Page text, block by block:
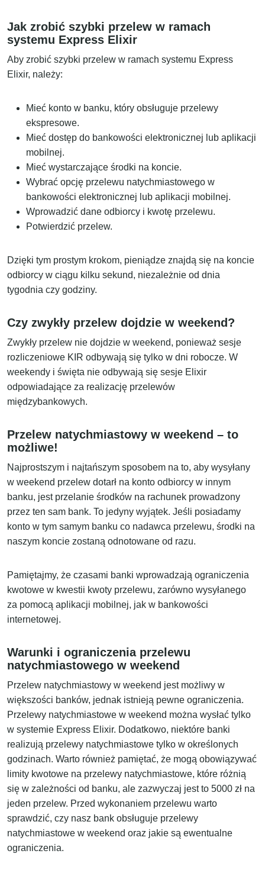
Jak zrobić szybki przelew w ramach
systemu Express Elixir
Aby zrobić szybki przelew w ramach systemu Express
Elixir, należy:
Mieć konto w banku, który obsługuje przelewy
ekspresowe.
Mieć dostęp do bankowości elektronicznej lub aplikacji
mobilnej.
Mieć wystarczające środki na koncie.
Wybrać opcję przelewu natychmiastowego w
bankowości elektronicznej lub aplikacji mobilnej.
Wprowadzić dane odbiorcy i kwotę przelewu.
Potwierdzić przelew.
Dzięki tym prostym krokom, pieniądze znajdą się na koncie
odbiorcy w ciągu kilku sekund, niezależnie od dnia
tygodnia czy godziny.
Czy zwykły przelew dojdzie w weekend?
Zwykły przelew nie dojdzie w weekend, ponieważ sesje
rozliczeniowe KIR odbywają się tylko w dni robocze. W
weekendy i święta nie odbywają się sesje Elixir
odpowiadające za realizację przelewów
międzybankowych.
Przelew natychmiastowy w weekend – to
możliwe!
Najprostszym i najtańszym sposobem na to, aby wysyłany
w weekend przelew dotarł na konto odbiorcy w innym
banku, jest przelanie środków na rachunek prowadzony
przez ten sam bank. To jedyny wyjątek. Jeśli posiadamy
konto w tym samym banku co nadawca przelewu, środki na
naszym koncie zostaną odnotowane od razu.
Pamiętajmy, że czasami banki wprowadzają ograniczenia
kwotowe w kwestii kwoty przelewu, zarówno wysyłanego
za pomocą aplikacji mobilnej, jak w bankowości
internetowej.
Warunki i ograniczenia przelewu
natychmiastowego w weekend
Przelew natychmiastowy w weekend jest możliwy w
większości banków, jednak istnieją pewne ograniczenia.
Przelewy natychmiastowe w weekend można wysłać tylko
w systemie Express Elixir. Dodatkowo, niektóre banki
realizują przelewy natychmiastowe tylko w określonych
godzinach. Warto również pamiętać, że mogą obowiązywać
limity kwotowe na przelewy natychmiastowe, które różnią
się w zależności od banku, ale zazwyczaj jest to 5000 zł na
jeden przelew. Przed wykonaniem przelewu warto
sprawdzić, czy nasz bank obsługuje przelewy
natychmiastowe w weekend oraz jakie są ewentualne
ograniczenia.